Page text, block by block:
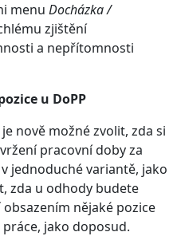
menu Docházka /
zjištění
a nepřítomnosti
u DoPP
nově možné zvolit, zda si
pracovní doby za
jednoduché variantě, jako
zda u odhody budete
nějaké pozice
jako doposud.